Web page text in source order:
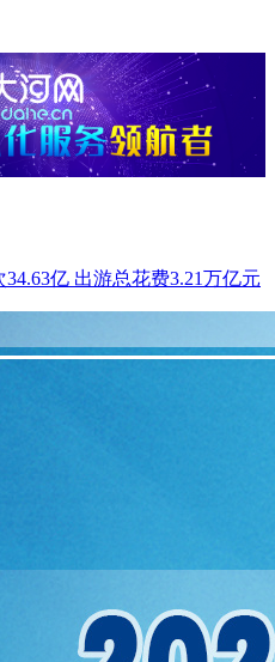
亿 出游总花费3.21万亿元